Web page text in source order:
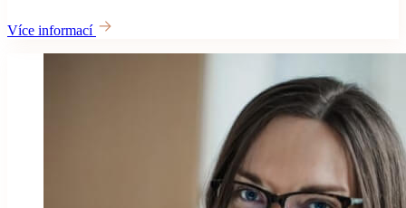
Více informací